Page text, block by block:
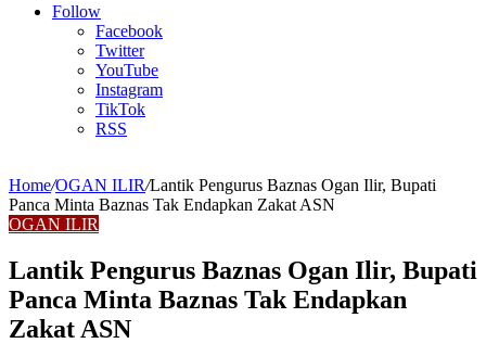
Article
Follow
Facebook
Twitter
YouTube
Instagram
TikTok
RSS
Home/OGAN ILIR/Lantik Pengurus Baznas Ogan Ilir, Bupati
Panca Minta Baznas Tak Endapkan Zakat ASN
OGAN ILIR
Lantik Pengurus Baznas Ogan Ilir, Bupati
Panca Minta Baznas Tak Endapkan
Zakat ASN